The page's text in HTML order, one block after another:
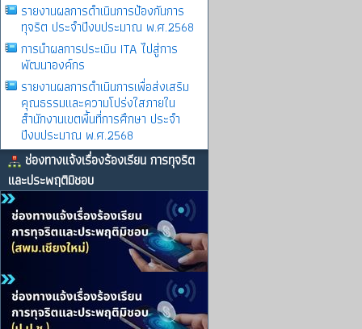
รายงานผลการดําเนินการป้องกันการ
ทุจริต ประจําปีงบประมาณ พ.ศ.2568
การนำผลการประเมิน ITA ไปสู่การ
พัฒนาองค์กร
รายงานผลการดําเนินการเพื่อส่งเสริม
คุณธรรมและความโปร่งใสภายใน
สำนักงานเขตพื้นที่การศึกษา ประจำ
ปีงบประมาณ พ.ศ.2568
ช่องทางแจ้งเรื่องร้องเรียน การทุจริต
และประพฤติมิชอบ